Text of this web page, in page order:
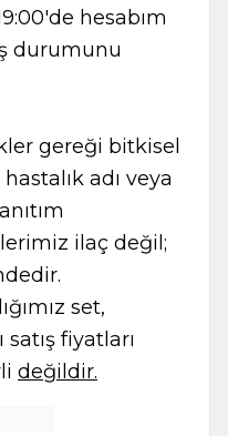
hesabım
durumunu
gereği bitkisel
adı veya
ilaç değil;
set,
fiyatları
değildir.